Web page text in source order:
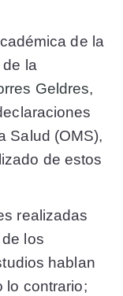
de la
la
Geldres,
Salud (OMS),
de estos
realizadas
los
hablan
lo contrario;